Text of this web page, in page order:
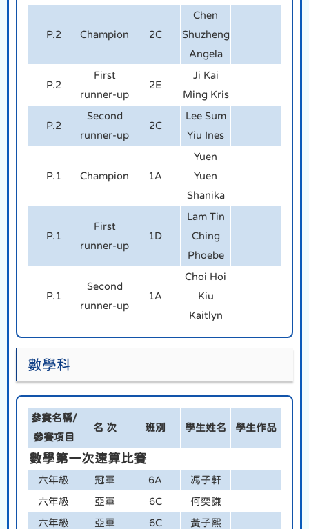
P.2 Champion 2C
Chen
Shuzheng
Angela
P.2
First
runner-up
2E
Ji Kai
Ming Kris
P.2
Second
runner-up
2C
Lee Sum
Yiu Ines
P.1 Champion 1A
Yuen
Yuen
Shanika
P.1
First
runner-up
1D
Lam Tin
Ching
Phoebe
P.1
Second
runner-up
1A
Choi Hoi
Kiu
Kaitlyn
數學科
參賽名稱/
參賽項目
名 次 班別 學生姓名 學生作品
數學第一次速算比賽
六年級 冠軍 6A 馮子軒
六年級 亞軍 6C 何奕謙
六年級 亞軍 6C 黃子熙